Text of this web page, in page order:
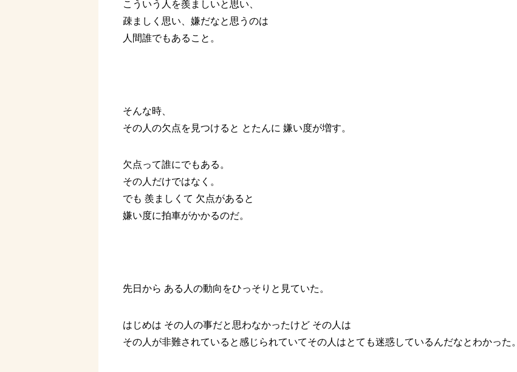
こういう人を羨ましいと思い、
疎ましく思い、嫌だなと思うのは
人間誰でもあること。
そんな時、
その人の欠点を見つけると とたんに 嫌い度が増す。
欠点って誰にでもある。
その人だけではなく。
でも 羨ましくて 欠点があると
嫌い度に拍車がかかるのだ。
先日から ある人の動向をひっそりと見ていた。
はじめは その人の事だと思わなかったけど その人は
その人が非難されていると感じられていてその人はとても迷惑しているんだなとわかった。